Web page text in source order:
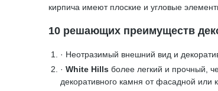
кирпича имеют плоские и угловые
10 решающих преимуществ
· Неотразимый внешний вид и
· White Hills более легкий и прочный,
декоративного камня от фасадной или